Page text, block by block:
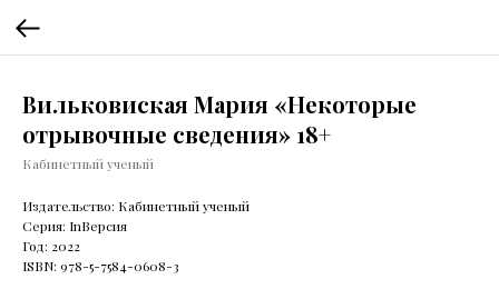
Вильковиская Мария «Некоторые
отрывочные сведения» 18+
Кабинетный ученый
Издательство: Кабинетный ученый
Серия: InВерсия
Год: 2022
ISBN: 978-5-7584-0608-3